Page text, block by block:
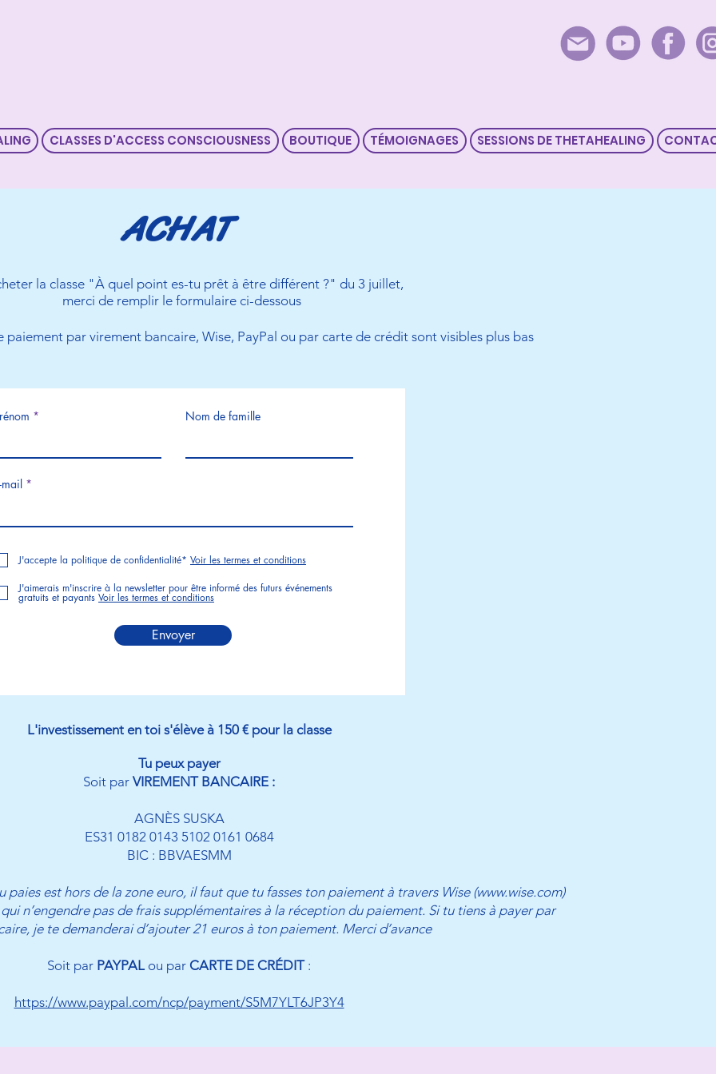
CLASSES D'ACCESS CONSCIOUSNESS BOUTIQUE TÉMOIGNAGES SESSIONS DE THETAHEALING
ACHAT
la classe "À quel point es-tu prêt à être différent ?" du 3 juillet,
merci de remplir le formulaire ci-dessous
par virement bancaire, Wise, PayPal ou par carte de crédit sont visibles plus bas
Nom de famille
mail
J'accepte la politique de confidentialité* Voir les termes et conditions
J'aimerais m'inscrire à la newsletter pour être informé des futurs événements
gratuits et payants Voir les termes et conditions
Envoyer
L'investissement en toi s'élève à 150 € pour la classe
Tu peux payer
Soit par VIREMENT BANCAIRE :
AGNÈS SUSKA
ES31 0182 0143 5102 0161 0684
BIC : BBVAESMM
est hors de la zone euro, il faut que tu fasses ton paiement à travers Wise (www.wise.com)
n’engendre pas de frais supplémentaires à la réception du paiement. Si tu tiens à payer par
je te demanderai d’ajouter 21 euros à ton paiement. Merci d’avance
Soit par PAYPAL ou par CARTE DE CRÉDIT :
https://www.paypal.com/ncp/payment/S5M7YLT6JP3Y4